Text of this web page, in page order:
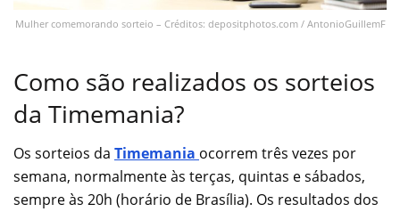
Mulher comemorando sorteio – Créditos: depositphotos.com / AntonioGuillemF
Como são realizados os sorteios
da Timemania?
Os sorteios da Timemania ocorrem três vezes por
semana, normalmente às terças, quintas e sábados,
sempre às 20h (horário de Brasília). Os resultados dos